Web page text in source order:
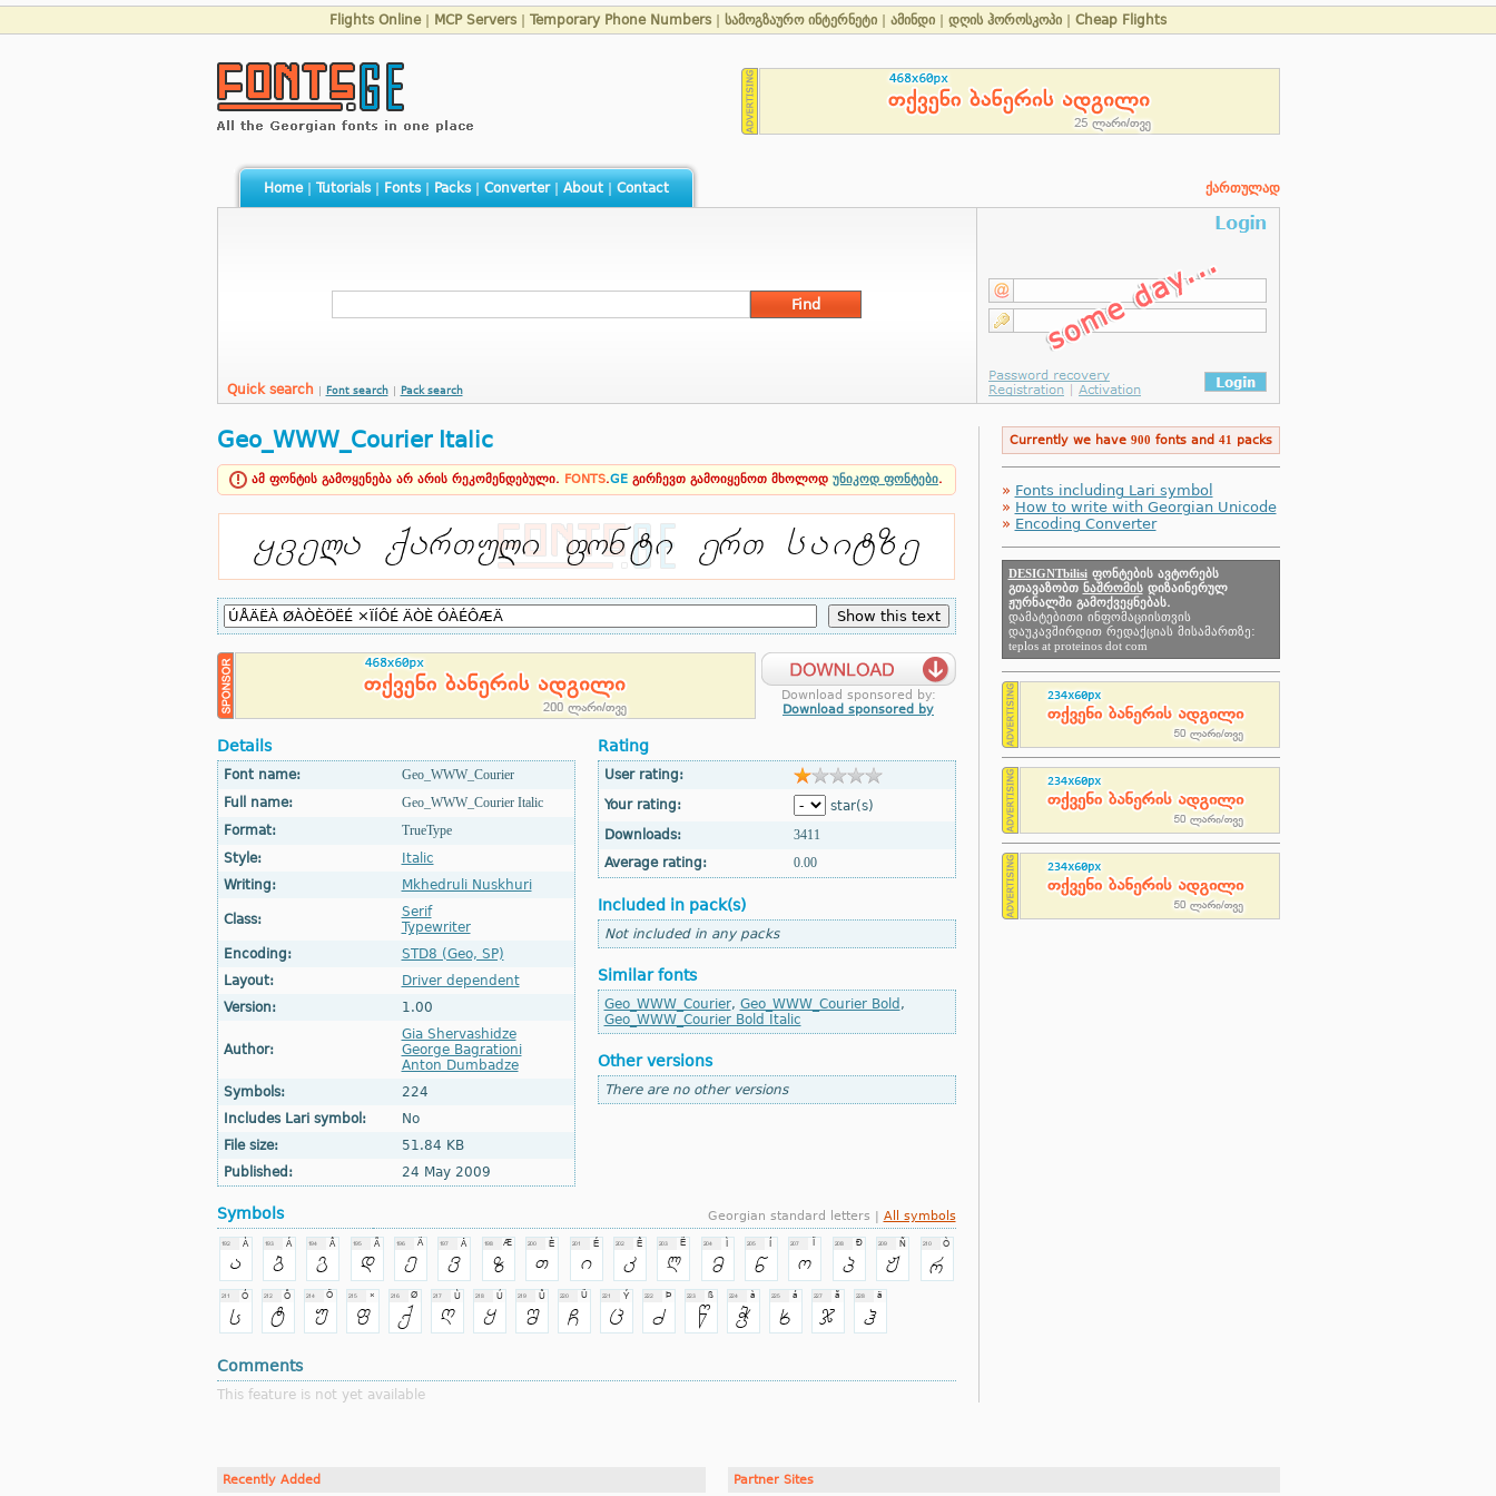
Flights Online| MCP Servers Temporary Phone Numbers სამოგზაურო ინტერნეტი ამინდი დღის ჰოროსკოპი Cheap Flights
Home| Tutorials| Fonts| Packs| Converter| About| Contact ქართულად
Quick search Font search Pack search
Geo_WWW_Courier Italic
ამ ფონტის გამოყენება არ არის რეკომენდებული. FONTS.GE გირჩევთ გამოიყენოთ მხოლოდ უნიკოდ ფონტები.
Download sponsored by:
Download sponsored by
Details
Font name:
Geo_WWW_Courier
Full name:
Geo_WWW_Courier Italic
Format:
TrueType
Style:
Italic
Writing:
Mkhedruli Nuskhuri
Class:
Serif
Typewriter
Encoding:
STD8 (Geo, SP)
Layout:
Driver dependent
Version:
1.00
Author:
Gia Shervashidze
George Bagrationi
Anton Dumbadze
Symbols:
224
Includes Lari symbol:
No
File size:
51.84 KB
Published:
24 May 2009
Rating
User rating:
Your rating:
star(s)
Downloads:
3411
Average rating:
0.00
Included in pack(s)
Not included in any packs
Similar fonts
Geo_WWW_Courier, Geo_WWW_Courier Bold ,
Geo_WWW_Courier Bold Italic
Other versions
There are no other versions
Symbols Georgian standard letters | All symbols
Comments
This feature is not yet available
Currently we have 900 fonts and 41 packs
» Fonts including Lari symbol
» How to write with Georgian Unicode
» Encoding Converter
DESIGNTbilisiფონტების ავტორებს
გთავაზობთ ნაშრომისდიზაინერულ
ჟურნალში გამოქვეყნებას.
დამატებითი ინფომაციისთვის
დაუკავშირდით რედაქციას მისამართზე:
teplos at proteinos dot com
Recently Added Partner Sites